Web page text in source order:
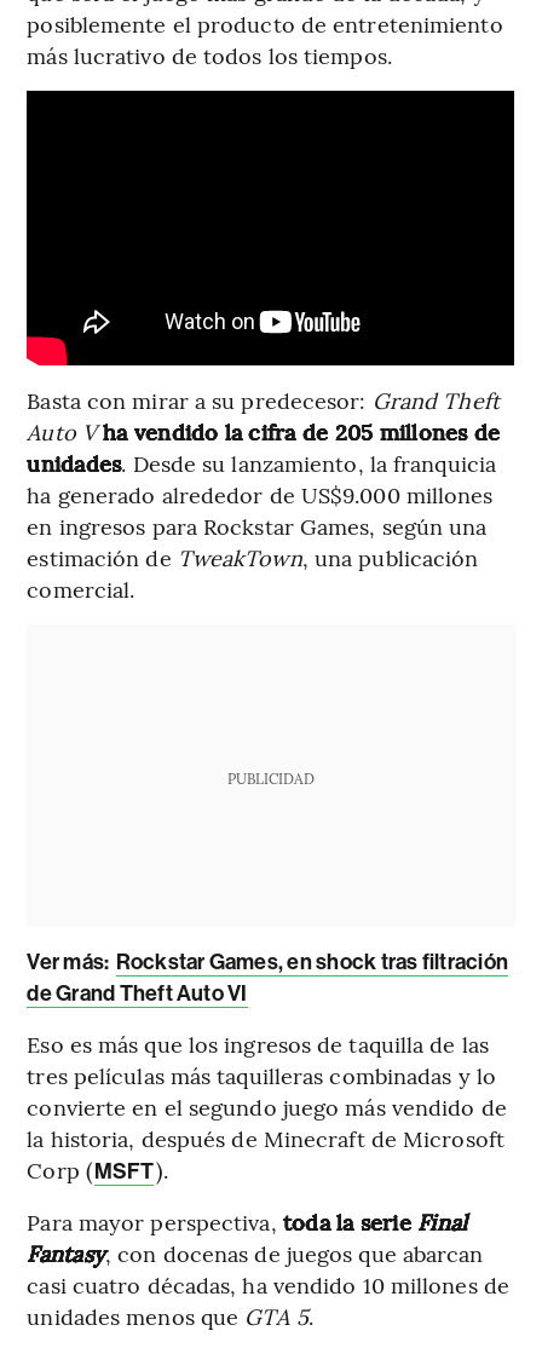
posiblemente el producto de entretenimiento
más lucrativo de todos los tiempos.
Basta con mirar a su predecesor: Grand Theft
Auto V ha vendido la cifra de 205 millones de
unidades. Desde su lanzamiento, la franquicia
ha generado alrededor de US$9.000 millones
en ingresos para Rockstar Games, según una
estimación de TweakTown, una publicación
comercial.
PUBLICIDAD
Ver más: Rockstar Games, en shock tras filtración
de Grand Theft Auto VI
Eso es más que los ingresos de taquilla de las
tres películas más taquilleras combinadas y lo
convierte en el segundo juego más vendido de
la historia, después de Minecraft de Microsoft
Corp (MSFT).
Para mayor perspectiva, toda la serie Final
Fantasy, con docenas de juegos que abarcan
casi cuatro décadas, ha vendido 10 millones de
unidades menos que GTA 5.